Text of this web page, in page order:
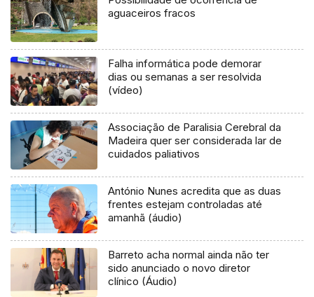
aguaceiros fracos
Falha informática pode demorar
dias ou semanas a ser resolvida
(vídeo)
Associação de Paralisia Cerebral da
Madeira quer ser considerada lar de
cuidados paliativos
António Nunes acredita que as duas
frentes estejam controladas até
amanhã (áudio)
Barreto acha normal ainda não ter
sido anunciado o novo diretor
clínico (Áudio)